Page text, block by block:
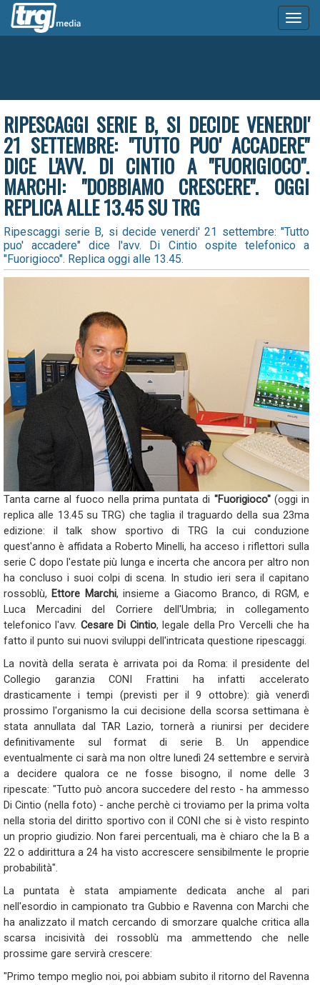
RIPESCAGGI SERIE B, SI DECIDE VENERDI'
21 SETTEMBRE: "TUTTO PUO' ACCADERE"
DICE L'AVV. DI CINTIO A "FUORIGIOCO".
MARCHI: "DOBBIAMO CRESCERE". OGGI
REPLICA ALLE 13.45 SU TRG
Ripescaggi serie B, si decide venerdi' 21 settembre: "Tutto
puo' accadere" dice l'avv. Di Cintio ospite telefonico a
"Fuorigioco". Replica oggi alle 13.45.
Tanta carne al fuoco nella prima puntata di "Fuorigioco"(oggi in
replica alle 13.45 su TRG) che taglia il traguardo della sua 23ma
edizione: il talk show sportivo di TRG la cui conduzione
quest'anno è affidata a Roberto Minelli, ha acceso i riflettori sulla
serie C dopo l'estate più lunga e incerta che ancora per altro non
ha concluso i suoi colpi di scena. In studio ieri sera il capitano
rossoblù, Ettore Marchi, insieme a Giacomo Branco, di RGM, e
Luca Mercadini del Corriere dell'Umbria; in collegamento
telefonico l'avv. Cesare Di Cintio, legale della Pro Vercelli che ha
fatto il punto sui nuovi sviluppi dell'intricata questione ripescaggi.
La novità della serata è arrivata poi da Roma: il presidente del
Collegio garanzia CONI Frattini ha infatti accelerato
drasticamente i tempi (previsti per il 9 ottobre): già venerdì
prossimo l'organismo la cui decisione della scorsa settimana è
stata annullata dal TAR Lazio, tornerà a riunirsi per decidere
definitivamente sul format di serie B. Un appendice
eventualmente ci sarà ma non oltre lunedì 24 settembre e servirà
a decidere qualora ce ne fosse bisogno, il nome delle 3
ripescate: "Tutto può ancora succedere del resto - ha ammesso
Di Cintio (nella foto) - anche perchè ci troviamo per la prima volta
nella storia del diritto sportivo con il CONI che si è visto respinto
un proprio giudizio. Non farei percentuali, ma è chiaro che la B a
22 o addirittura a 24 ha visto accrescere sensibilmente le proprie
probabilità".
La puntata è stata ampiamente dedicata anche al pari
nell'esordio in campionato tra Gubbio e Ravenna con Marchi che
ha analizzato il match cercando di smorzare qualche critica alla
scarsa incisività dei rossoblù ma ammettendo che nelle
prossime gare servirà crescere:
"Primo tempo meglio noi, poi abbiam subito il ritorno del Ravenna